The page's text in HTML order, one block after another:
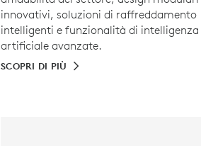
innovativi, soluzioni di raffreddamento
intelligenti e funzionalità di intelligenza
artificiale avanzate.
SCOPRI DI PIÙ